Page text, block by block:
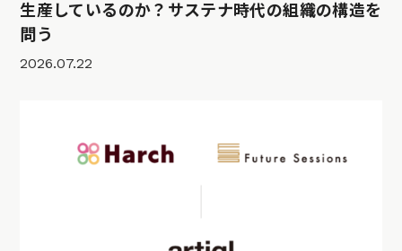
生産しているのか？サステナ時代の組織の構造を
問う
2026.07.22